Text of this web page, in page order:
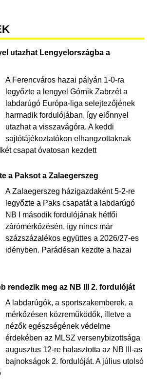
utazhat Lengyelországba a
A Ferencváros hazai pályán 1-0-ra
legyőzte a lengyel Górnik Zabrzét a
labdarúgó Európa-liga selejtezőjének
harmadik fordulójában, így előnnyel
utazhat a visszavágóra. A keddi
sajtótájékoztatókon elhangzottaknak
csapat óvatosan kezdett
a Paksot a Zalaegerszeg
A Zalaegerszeg házigazdaként 5-2-re
legyőzte a Paks csapatát a labdarúgó
NB I második fordulójának hétfői
zárómérkőzésén, így nincs már
százszázalékos együttes a 2026/27-es
idényben. Parádésan kezdte a hazai
rendezik meg az NB III 2. fordulóját
A labdarúgók, a sportszakemberek, a
mérkőzésen közreműködők, illetve a
nézők egészségének védelme
érdekében az MLSZ versenybizottsága
augusztus 12-re halasztotta az NB III-as
bajnokságok 2. fordulóját. A július utolsó